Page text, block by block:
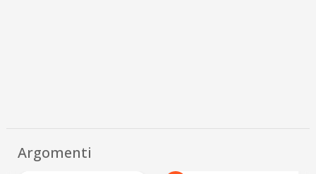
Argomenti